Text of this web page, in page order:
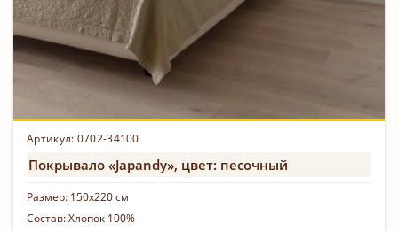
Артикул: 0702-34100
Покрывало «Japandy», цвет: песочный
Размер: 150х220 см
Состав:Хлопок 100%